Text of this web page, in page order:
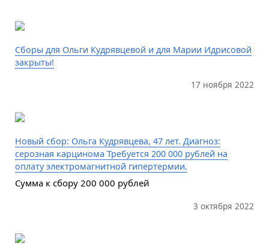
Сборы для Ольги Кудрявцевой и для Марии Идрисовой
закрыты!
17 ноября 2022
Новый сбор: Ольга Кудрявцева, 47 лет. Диагноз:
серозная карцинома Требуется 200 000 рублей на
оплату электромагнитной гипертермии.
Сумма к сбору 200 000 рублей
3 октября 2022